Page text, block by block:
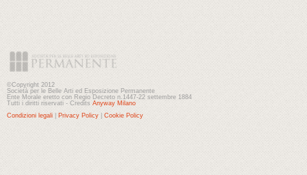
©Copyright 2012
Società per le Belle Arti ed Esposizione Permanente
Ente Morale eretto con Regio Decreto n.1447-22 settembre 1884
Tutti i diritti riservati - Credits Anyway Milano
Condizioni legali
Privacy Policy Cookie Policy